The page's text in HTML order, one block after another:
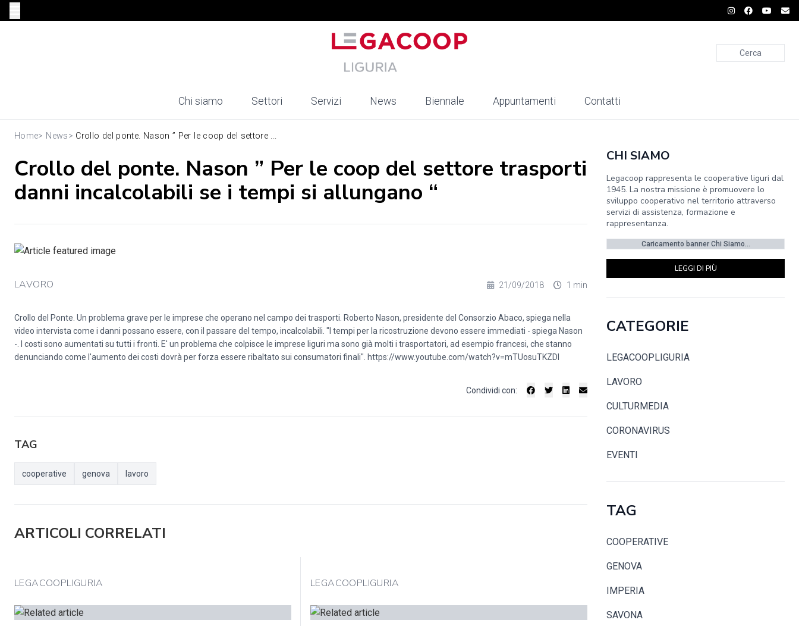
Cerca
Chi siamo Settori Servizi News Biennale Appuntamenti Contatti
Home> News> Crollo del ponte. Nason ” Per le coop del settore ...
Crollo del ponte. Nason ” Per le coop del settore trasporti
danni incalcolabili se i tempi si allungano “
LAVORO 21/09/2018 1 min
Crollo del Ponte. Un problema grave per le imprese che operano nel campo dei trasporti. Roberto Nason, presidente del Consorzio Abaco, spiega nella
video intervista come i danni possano essere, con il passare del tempo, incalcolabili. "I tempi per la ricostruzione devono essere immediati - spiega Nason
-. I costi sono aumentati su tutti i fronti. E' un problema che colpisce le imprese liguri ma sono già molti i trasportatori, ad esempio francesi, che stanno
denunciando come l'aumento dei costi dovrà per forza essere ribaltato sui consumatori finali". https://www.youtube.com/watch?v=mTUosuTKZDI
Condividi con:
TAG
cooperative genova lavoro
ARTICOLI CORRELATI
LEGACOOPLIGURIA LEGACOOPLIGURIA
CHI SIAMO
Legacoop rappresenta le cooperative liguri dal
1945. La nostra missione è promuovere lo
sviluppo cooperativo nel territorio attraverso
servizi di assistenza, formazione e
rappresentanza.
Caricamento banner Chi Siamo...
LEGGI DI PIÙ
CATEGORIE
LEGACOOPLIGURIA
LAVORO
CULTURMEDIA
CORONAVIRUS
EVENTI
TAG
COOPERATIVE
GENOVA
IMPERIA
SAVONA